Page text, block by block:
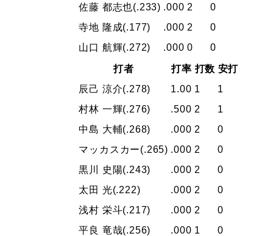
佐藤 都志也(.233) .000 2
0
寺地 隆成(.177) .000 2
0
山口 航輝(.272) .000 0 0
打者 打率 打数 安打
辰己 涼介(.278) 1.00 1
1
村林 一輝(.276) .500 2
1
中島 大輔(.268) .000 2
0
マッカスカー(.265) .000 2
0
黒川 史陽(.243) .000 2
0
太田 光(.222) .000 2
0
浅村 栄斗(.217) .000 2
0
平良 竜哉(.256) .000 1 0